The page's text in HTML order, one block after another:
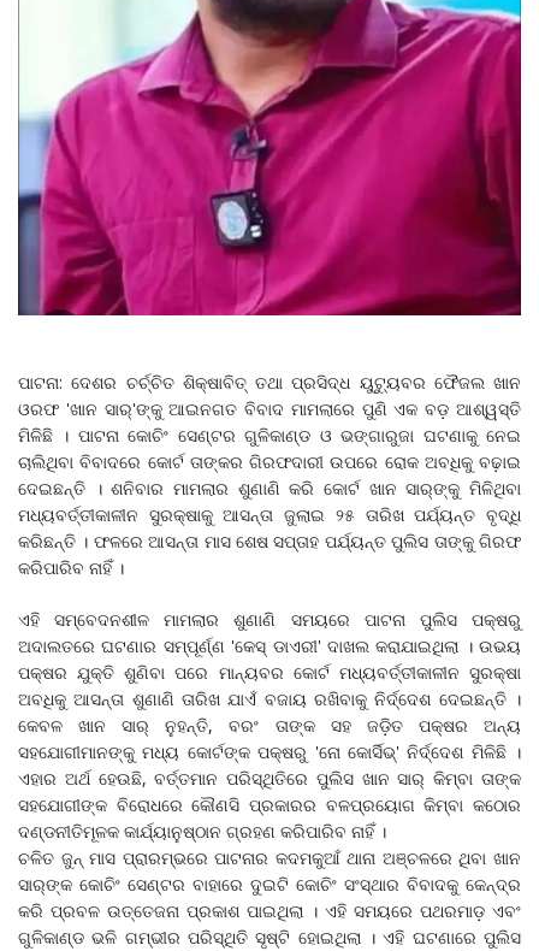
ପାଟନା: ଦେଶର ଚର୍ଚ୍ଚିତ ଶିକ୍ଷାବିତ୍‌ ତଥା ପ୍ରସିଦ୍ଧ ୟୁଟ୍ୟୁବର ଫୈଜଲ ଖାନ
ଓରଫ 'ଖାନ ସାର୍‌'ଙ୍କୁ ଆଇନଗତ ବିବାଦ ମାମଲାରେ ପୁଣି ଏକ ବଡ଼ ଆଶ୍ୱସ୍ତି
ମିଳିଛି । ପାଟନା କୋଚିଂ ସେଣ୍ଟର ଗୁଳିକାଣ୍ଡ ଓ ଭଙ୍ଗାରୁଜା ଘଟଣାକୁ ନେଇ
ଚାଲିଥିବା ବିବାଦରେ କୋର୍ଟ ତାଙ୍କର ଗିରଫଦାରୀ ଉପରେ ରୋକ ଅବଧିକୁ ବଢ଼ାଇ
ଦେଇଛନ୍ତି । ଶନିବାର ମାମଲାର ଶୁଣାଣି କରି କୋର୍ଟ ଖାନ ସାର୍‌ଙ୍କୁ ମିଳିଥିବା
ମଧ୍ୟବର୍ତ୍ତୀକାଳୀନ ସୁରକ୍ଷାକୁ ଆସନ୍ତା ଜୁଲାଇ ୨୫ ତାରିଖ ପର୍ଯ୍ୟନ୍ତ ବୃଦ୍ଧି
କରିଛନ୍ତି । ଫଳରେ ଆସନ୍ତା ମାସ ଶେଷ ସପ୍ତାହ ପର୍ଯ୍ୟନ୍ତ ପୁଲିସ ତାଙ୍କୁ ଗିରଫ
କରିପାରିବ ନାହିଁ ।
ଏହି ସମ୍ବେଦନଶୀଳ ମାମଲାର ଶୁଣାଣି ସମୟରେ ପାଟନା ପୁଲିସ ପକ୍ଷରୁ
ଅଦାଲତରେ ଘଟଣାର ସମ୍ପୂର୍ଣ୍ଣ 'କେସ୍ ଡାଏରୀ' ଦାଖଲ କରାଯାଇଥିଲା । ଉଭୟ
ପକ୍ଷର ଯୁକ୍ତି ଶୁଣିବା ପରେ ମାନ୍ୟବର କୋର୍ଟ ମଧ୍ୟବର୍ତ୍ତୀକାଳୀନ ସୁରକ୍ଷା
ଅବଧିକୁ ଆସନ୍ତା ଶୁଣାଣି ତାରିଖ ଯାଏଁ ବଜାୟ ରଖିବାକୁ ନିର୍ଦ୍ଦେଶ ଦେଇଛନ୍ତି ।
କେବଳ ଖାନ ସାର୍ ନୁହନ୍ତି, ବରଂ ତାଙ୍କ ସହ ଜଡ଼ିତ ପକ୍ଷର ଅନ୍ୟ
ସହଯୋଗୀମାନଙ୍କୁ ମଧ୍ୟ କୋର୍ଟଙ୍କ ପକ୍ଷରୁ 'ନୋ କୋର୍ସିଭ୍' ନିର୍ଦ୍ଦେଶ ମିଳିଛି ।
ଏହାର ଅର୍ଥ ହେଉଛି, ବର୍ତ୍ତମାନ ପରିସ୍ଥିତିରେ ପୁଲିସ ଖାନ ସାର୍ କିମ୍ବା ତାଙ୍କ
ସହଯୋଗୀଙ୍କ ବିରୋଧରେ କୌଣସି ପ୍ରକାରର ବଳପ୍ରୟୋଗ କିମ୍ବା କଠୋର
ଦଣ୍ଡନୀତିମୂଳକ କାର୍ଯ୍ୟାନୁଷ୍ଠାନ ଗ୍ରହଣ କରିପାରିବ ନାହିଁ ।
ଚଳିତ ଜୁନ୍ ମାସ ପ୍ରାରମ୍ଭରେ ପାଟନାର କଦମକୁଆଁ ଥାନା ଅଞ୍ଚଳରେ ଥିବା ଖାନ
ସାର୍‌ଙ୍କ କୋଚିଂ ସେଣ୍ଟର ବାହାରେ ଦୁଇଟି କୋଚିଂ ସଂସ୍ଥାର ବିବାଦକୁ କେନ୍ଦ୍ର
କରି ପ୍ରବଳ ଉତ୍ତେଜନା ପ୍ରକାଶ ପାଇଥିଲା । ଏହି ସମୟରେ ପଥରମାଡ଼ ଏବଂ
ଗୁଳିକାଣ୍ଡ ଭଳି ଗମ୍ଭୀର ପରିସ୍ଥିତି ସୃଷ୍ଟି ହୋଇଥିଲା । ଏହି ଘଟଣାରେ ପୁଲିସ